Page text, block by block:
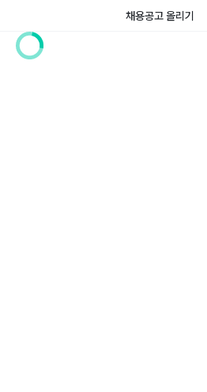
채용공고 올리기